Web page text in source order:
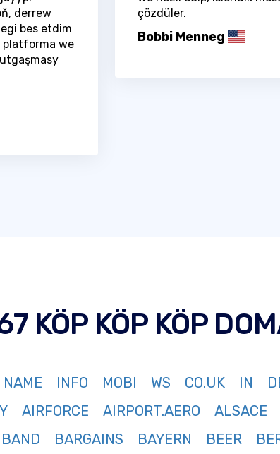
derrew
bes etdim
platforma we
çözdüler.
Bobbi Menneg
KÖP KÖP KÖP
NAME INFO MOBI WS CO.UK IN
AIRFORCE AIRPORT.AERO ALSACE
BAND BARGAINS BAYERN BEER